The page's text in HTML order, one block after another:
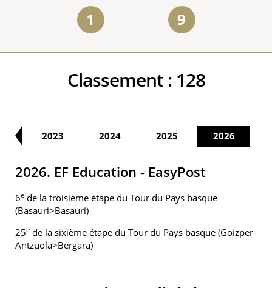
1 9
Classement : 128
2023 2024 2025 2026
2026. EF Education - EasyPost
6e de la troisième étape du Tour du Pays basque
(Basauri>Basauri)
25e de la sixième étape du Tour du Pays basque (Goizper-
Antzuola>Bergara)